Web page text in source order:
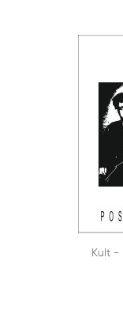
Kult -